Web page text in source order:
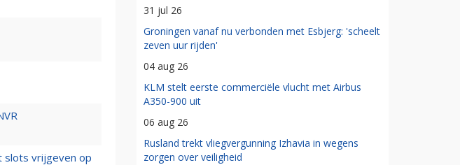
slots vrijgeven op
31 jul 26
Groningen vanaf nu verbonden met Esbjerg: 'scheelt
zeven uur rijden'
04 aug 26
KLM stelt eerste commerciële vlucht met Airbus
A350-900 uit
06 aug 26
Rusland trekt vliegvergunning Izhavia in wegens
zorgen over veiligheid